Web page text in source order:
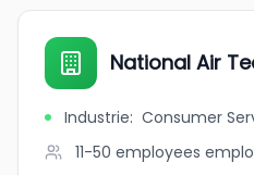
National Air
Industrie: Consumer
11-50 employees